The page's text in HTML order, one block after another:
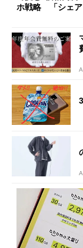
ホ戦略 「シェア